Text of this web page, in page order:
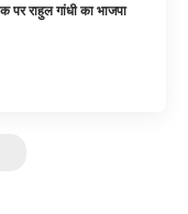
पर राहुल गांधी का भाजपा